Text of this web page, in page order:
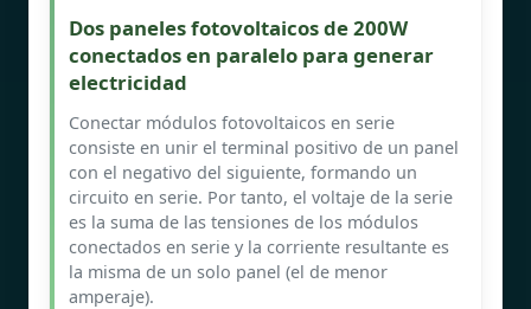
Dos paneles fotovoltaicos de 200W
conectados en paralelo para generar
electricidad
Conectar módulos fotovoltaicos en serie
consiste en unir el terminal positivo de un panel
con el negativo del siguiente, formando un
circuito en serie. Por tanto, el voltaje de la serie
es la suma de las tensiones de los módulos
conectados en serie y la corriente resultante es
la misma de un solo panel (el de menor
amperaje).